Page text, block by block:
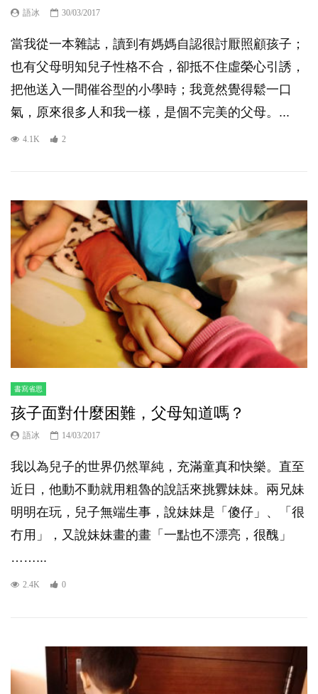
語冰 30/03/2017
當我從一本雜誌，讀到有媽媽自認很討厭照顧孩子；
也有父母明知兒子性格不合，卻抵不住虛榮心引誘，
把他送入一間催谷型的小學時；我竟然覺得鬆一口
氣，原來很多人和我一樣，是個不完美的父母。...
4.1K 2
書寫省思
孩子面對什麼困難，父母知道嗎？
語冰 14/03/2017
我以為兒子的世界仍然單純，充滿童真和快樂。直至
近日，他動不動就用粗魯的說話來挑釁妹妹。兩兄妹
明明在玩，兒子無端生事，說妹妹是「傻仔」、「很
冇用」，又說妹妹畫的畫「一點也不漂亮，很醜」
……...
2.4K 0